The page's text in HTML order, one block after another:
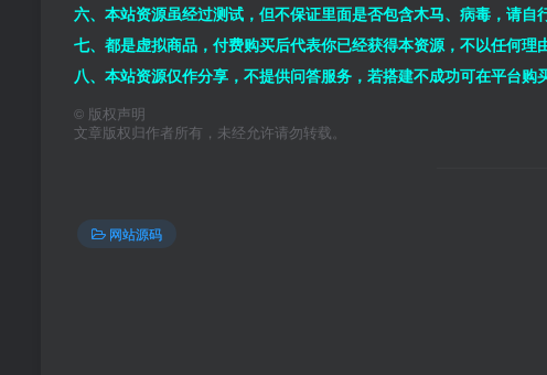
六、本站资源虽经过测试，但不保证里面是否包含木马、病毒，请自
七、都是虚拟商品，付费购买后代表你已经获得本资源，不以任何理
八、本站资源仅作分享，不提供问答服务，若搭建不成功可在平台
© 版权声明
文章版权归作者所有，未经允许请勿转载。
网站源码